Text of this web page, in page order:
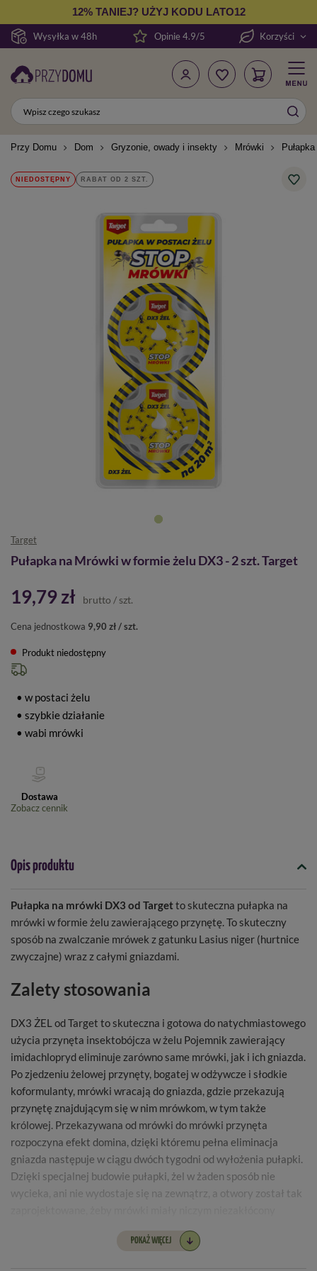
Wysyłka w 48h
12% TANIEJ? UŻYJ KODU LATO12
Opinie 4.9/5 Korzyści
Przy Domu Dom Gryzonie, owady i insekty Mrówki
NIEDOSTĘPNY RABAT OD 2 SZT.
Target
Pułapka na Mrówki w formie żelu DX3 - 2 szt. Target
19,79 zł brutto / szt.
Cena jednostkowa 9,90 zł / szt.
Produkt niedostępny
• w postaci żelu
• szybkie działanie
• wabi mrówki
Dostawa
Zobacz cennik
Opis produktu
Pułapka na mrówki DX3 od Targetto skuteczna pułapka na
mrówki w formie żelu zawierającego przynętę. To skuteczny
sposób na zwalczanie mrówek z gatunku Lasius niger (hurtnice
zwyczajne) wraz z całymi gniazdami.
Zalety stosowania
DX3 ŻEL od Target to skuteczna i gotowa do natychmiastowego
użycia przynęta insektobójcza w żelu Pojemnik zawierający
imidachlopryd eliminuje zarówno same mrówki, jak i ich gniazda.
Po zjedzeniu żelowej przynęty, bogatej w odżywcze i słodkie
koformulanty, mrówki wracają do gniazda, gdzie przekazują
przynętę znajdującym się w nim mrówkom, w tym także
królowej. Przekazywana od mrówki do mrówki przynęta
rozpoczyna efekt domina, dzięki któremu pełna eliminacja
gniazda następuje w ciągu dwóch tygodni od wyłożenia pułapki.
Dzięki specjalnej budowie pułapki, żel w żaden sposób nie
wycieka, ani nie wydostaje się na zewnątrz, a otwory został tak
przez to skuteczny, przez okres 3 miesięcy od postawienia
POKAŻ WIĘCEJ